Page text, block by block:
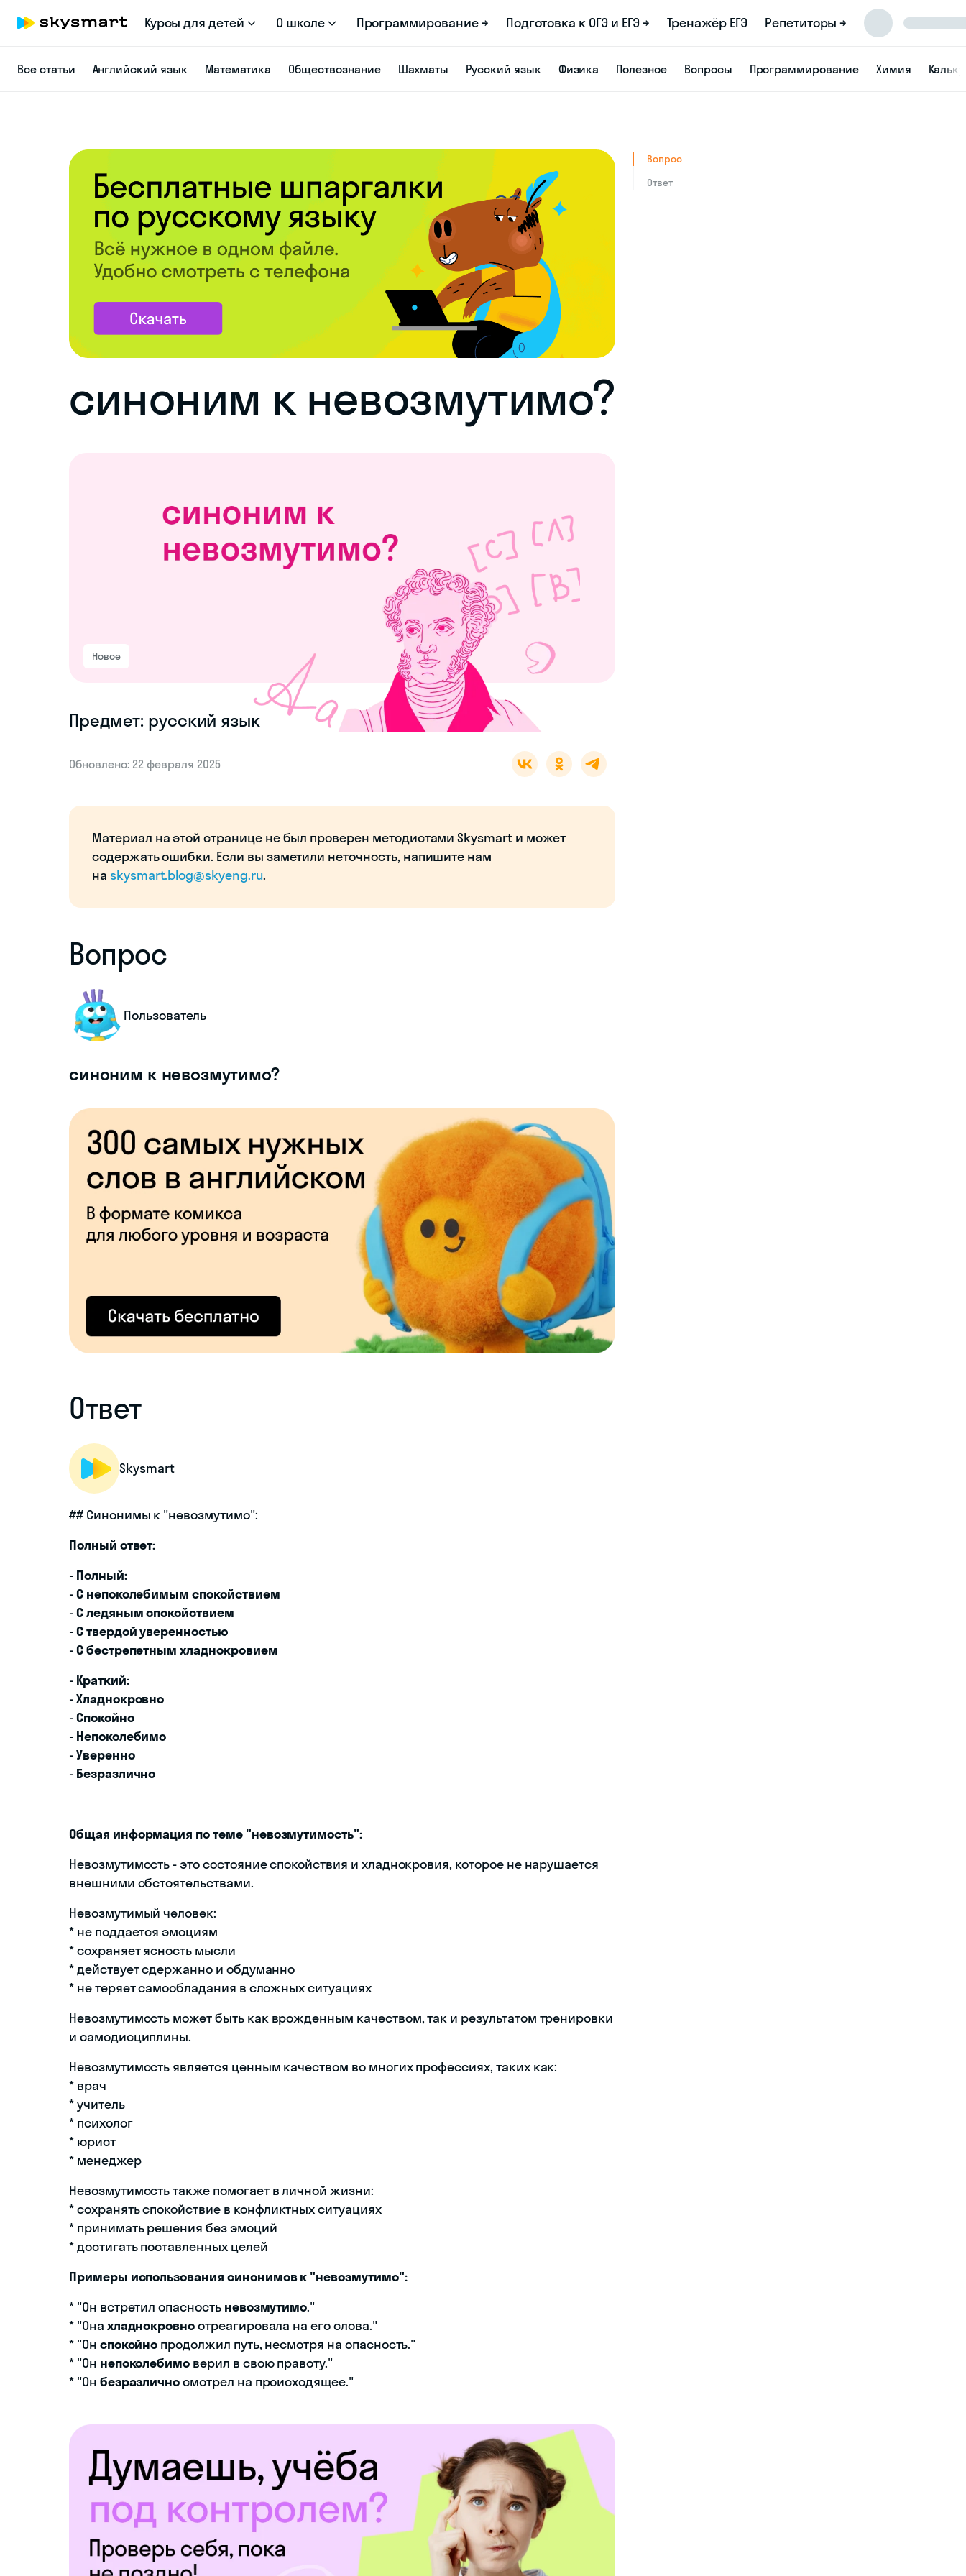
Курсы для детей О школе Программирование → Подготовка к ОГЭ и ЕГЭ → Тренажёр ЕГЭ Репетиторы →
Все статьи Английский язык Математика Обществознание Шахматы Русский язык Физика Полезное Вопросы Программирование Химия
синоним к невозмутимо?
Новое
Предмет: русский язык
Обновлено: 22 февраля 2025
Материал на этой странице не был проверен методистами Skysmart и может
содержать ошибки. Если вы заметили неточность, напишите нам
на skysmart.blog@skyeng.ru.
Вопрос
Пользователь
синоним к невозмутимо?
Ответ
Skysmart
## Синонимы к "невозмутимо":
Полный ответ:
- Полный:
-С непоколебимым спокойствием
-С ледяным спокойствием
-С твердой уверенностью
-С бестрепетным хладнокровием
- Краткий:
-Хладнокровно
-Спокойно
- Непоколебимо
-Уверенно
- Безразлично
Общая информация по теме "невозмутимость":
Невозмутимость - это состояние спокойствия и хладнокровия, которое не нарушается
внешними обстоятельствами.
Невозмутимый человек:
* не поддается эмоциям
* сохраняет ясность мысли
* действует сдержанно и обдуманно
* не теряет самообладания в сложных ситуациях
Невозмутимость может быть как врожденным качеством, так и результатом тренировки
и самодисциплины.
Невозмутимость является ценным качеством во многих профессиях, таких как:
* врач
* учитель
* психолог
* юрист
* менеджер
Невозмутимость также помогает в личной жизни:
* сохранять спокойствие в конфликтных ситуациях
* принимать решения без эмоций
* достигать поставленных целей
Примеры использования синонимов к "невозмутимо":
* "Он встретил опасность невозмутимо."
* "Она хладнокровноотреагировала на его слова."
* "Он спокойно продолжил путь, несмотря на опасность."
* "Он непоколебимо верил в свою правоту."
* "Он безразличносмотрел на происходящее."
Вопрос
Ответ